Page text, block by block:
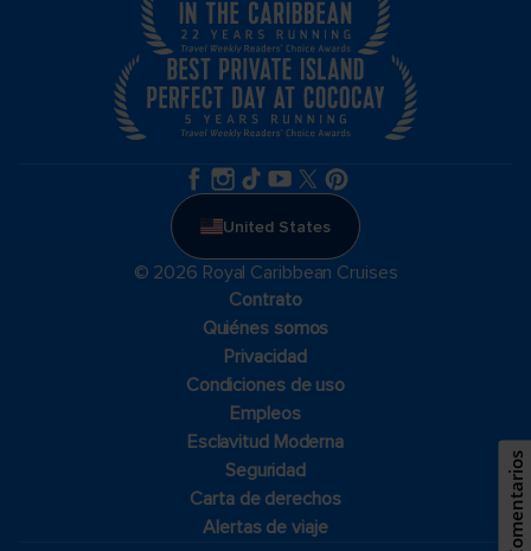
United States
© 2026 Royal Caribbean Cruises
Contrato
Quiénes somos
Privacidad
Condiciones de uso
Empleos
Esclavitud Moderna
Seguridad
Carta de derechos
Alertas de viaje
Comentarios